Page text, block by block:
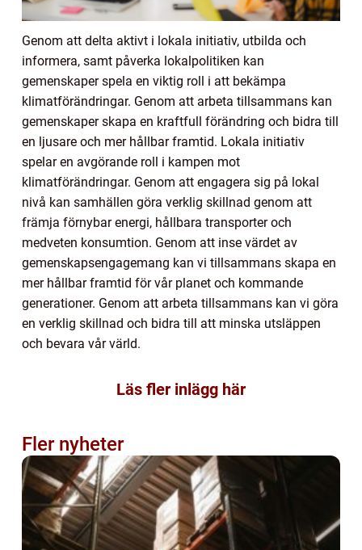
Genom att delta aktivt i lokala initiativ, utbilda och
informera, samt påverka lokalpolitiken kan
gemenskaper spela en viktig roll i att bekämpa
klimatförändringar. Genom att arbeta tillsammans kan
gemenskaper skapa en kraftfull förändring och bidra till
en ljusare och mer hållbar framtid. Lokala initiativ
spelar en avgörande roll i kampen mot
klimatförändringar. Genom att engagera sig på lokal
nivå kan samhällen göra verklig skillnad genom att
främja förnybar energi, hållbara transporter och
medveten konsumtion. Genom att inse värdet av
gemenskapsengagemang kan vi tillsammans skapa en
mer hållbar framtid för vår planet och kommande
generationer. Genom att arbeta tillsammans kan vi göra
en verklig skillnad och bidra till att minska utsläppen
och bevara vår värld.
Läs fler inlägg här
Fler nyheter